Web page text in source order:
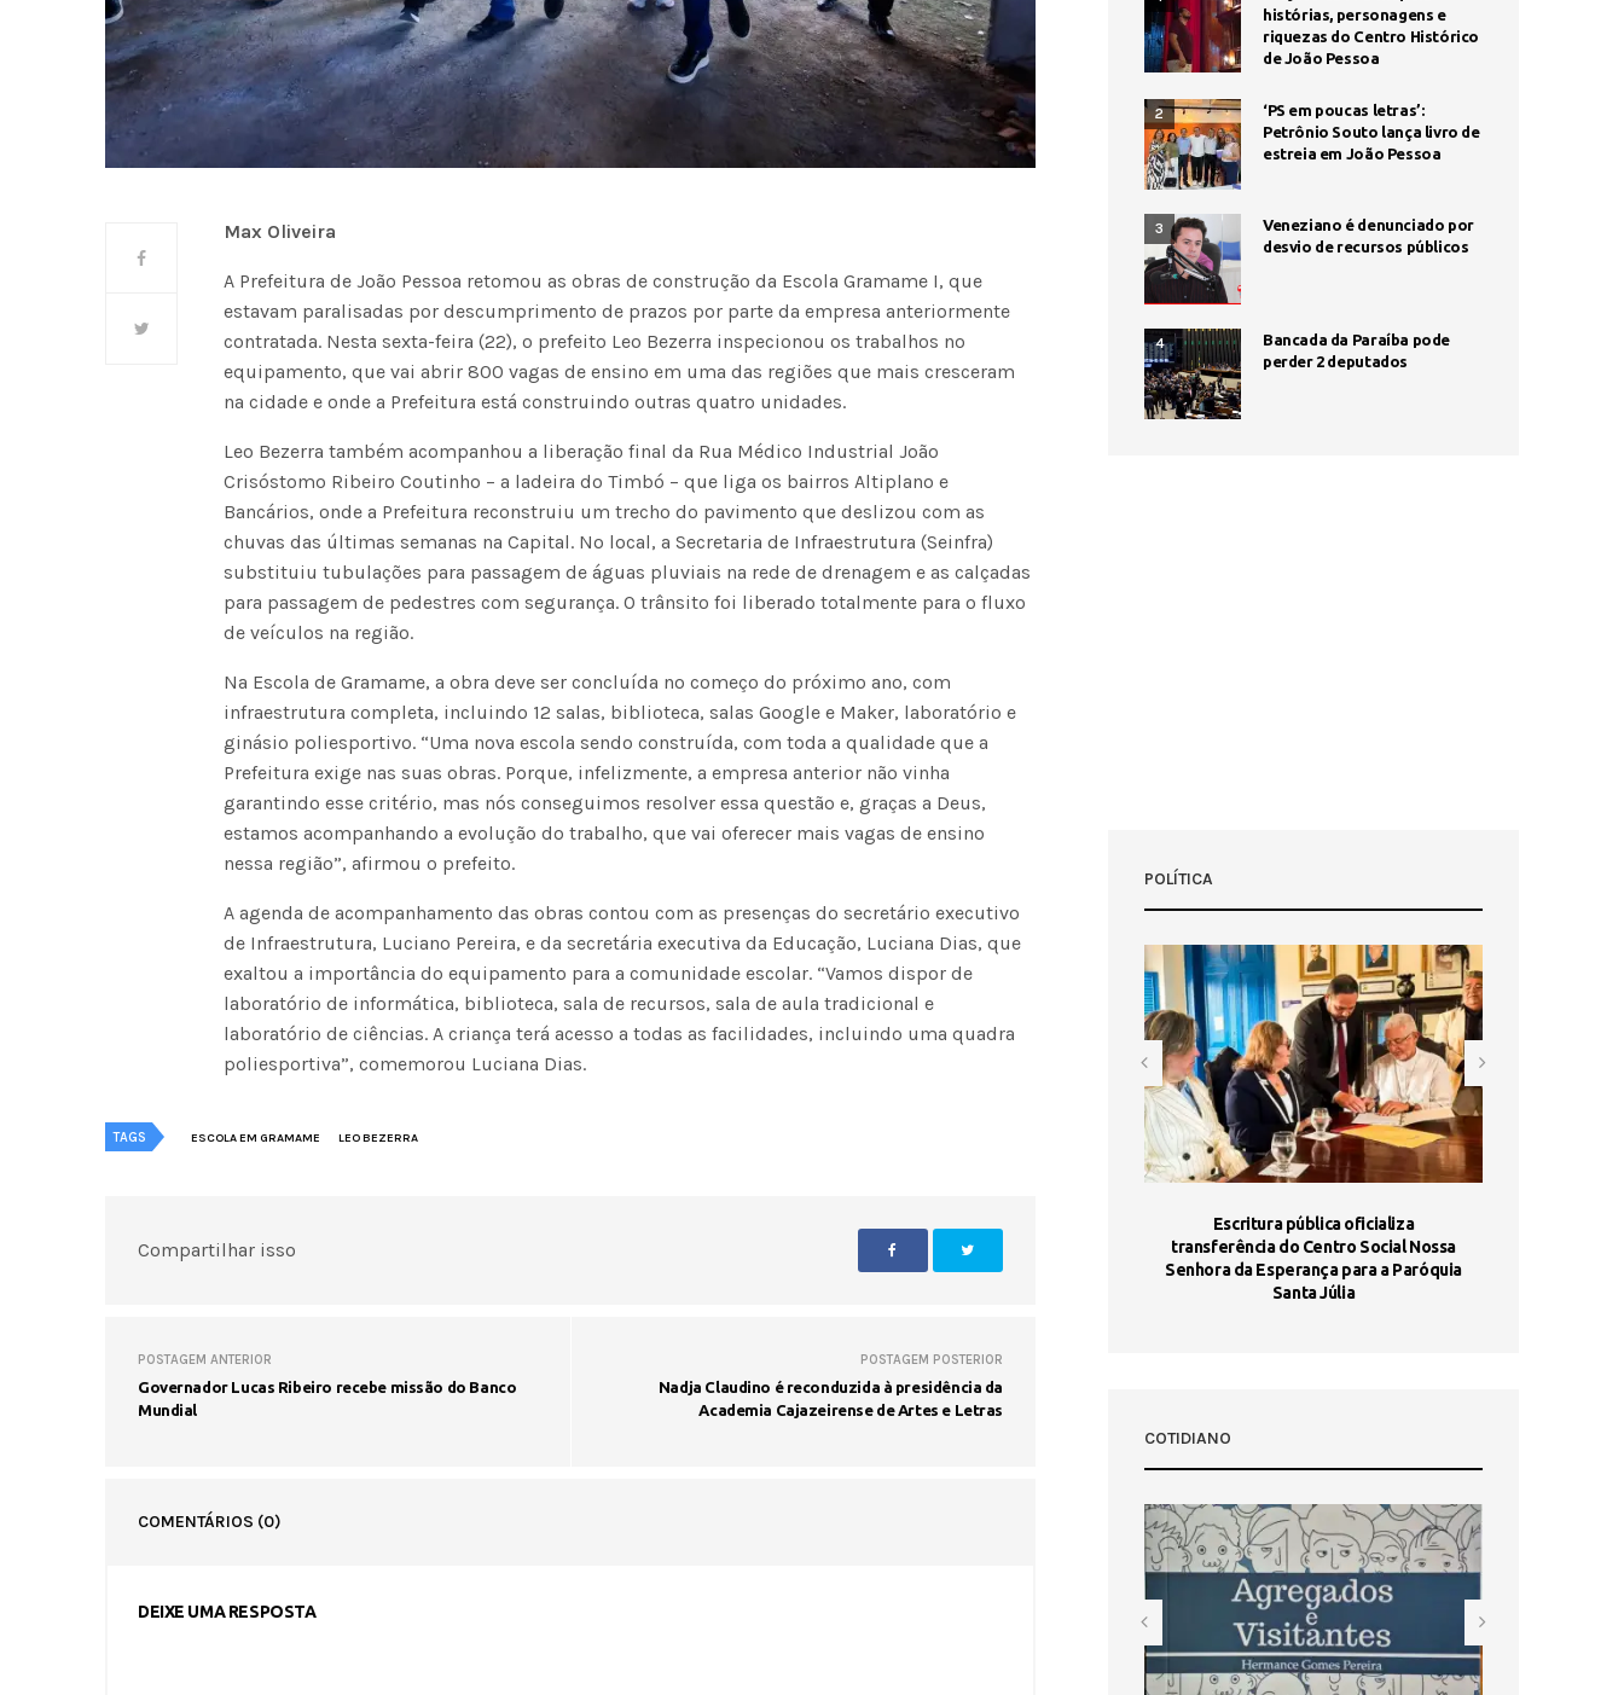
Max Oliveira
A Prefeitura de João Pessoa retomou as obras de construção da Escola Gramame I, que
estavam paralisadas por descumprimento de prazos por parte da empresa anteriormente
contratada. Nesta sexta-feira (22), o prefeito Leo Bezerra inspecionou os trabalhos no
equipamento, que vai abrir 800 vagas de ensino em uma das regiões que mais cresceram
na cidade e onde a Prefeitura está construindo outras quatro unidades.
Leo Bezerra também acompanhou a liberação final da Rua Médico Industrial João
Crisóstomo Ribeiro Coutinho – a ladeira do Timbó – que liga os bairros Altiplano e
Bancários, onde a Prefeitura reconstruiu um trecho do pavimento que deslizou com as
chuvas das últimas semanas na Capital. No local, a Secretaria de Infraestrutura (Seinfra)
substituiu tubulações para passagem de águas pluviais na rede de drenagem e as calçadas
para passagem de pedestres com segurança. O trânsito foi liberado totalmente para o fluxo
de veículos na região.
Na Escola de Gramame, a obra deve ser concluída no começo do próximo ano, com
infraestrutura completa, incluindo 12 salas, biblioteca, salas Google e Maker, laboratório e
ginásio poliesportivo. “Uma nova escola sendo construída, com toda a qualidade que a
Prefeitura exige nas suas obras. Porque, infelizmente, a empresa anterior não vinha
garantindo esse critério, mas nós conseguimos resolver essa questão e, graças a Deus,
estamos acompanhando a evolução do trabalho, que vai oferecer mais vagas de ensino
nessa região”, afirmou o prefeito.
A agenda de acompanhamento das obras contou com as presenças do secretário executivo
de Infraestrutura, Luciano Pereira, e da secretária executiva da Educação, Luciana Dias, que
exaltou a importância do equipamento para a comunidade escolar. “Vamos dispor de
laboratório de informática, biblioteca, sala de recursos, sala de aula tradicional e
laboratório de ciências. A criança terá acesso a todas as facilidades, incluindo uma quadra
poliesportiva”, comemorou Luciana Dias.
TAGS ESCOLA EM GRAMAME LEO BEZERRA
Compartilhar isso
POSTAGEM ANTERIOR
Governador Lucas Ribeiro recebe missão do Banco
Mundial
POSTAGEM POSTERIOR
Nadja Claudino é reconduzida à presidência da
Academia Cajazeirense de Artes e Letras
COMENTÁRIOS (0)
DEIXE UMA RESPOSTA
histórias, personagens e
riquezas do Centro Histórico
de João Pessoa
2
‘PS em poucas letras’:
Petrônio Souto lança livro de
estreia em João Pessoa
3
Veneziano é denunciado por
desvio de recursos públicos
4
Bancada da Paraíba pode
perder 2 deputados
POLÍTICA
do rádio campinense no próximo dia 10
Escritura pública oficializa
transferência do Centro Social Nossa
Senhora da Esperança para a Paróquia
Santa Júlia
COTIDIANO